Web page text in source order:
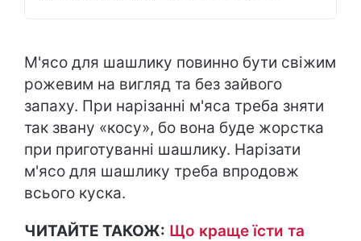
М'ясо для шашлику повинно бути свіжим
рожевим на вигляд та без зайвого
запаху. При нарізанні м'яса треба зняти
так звану «косу», бо вона буде жорстка
при приготуванні шашлику. Нарізати
м'ясо для шашлику треба впродовж
всього куска.
ЧИТАЙТЕ ТАКОЖ: Що краще їсти та